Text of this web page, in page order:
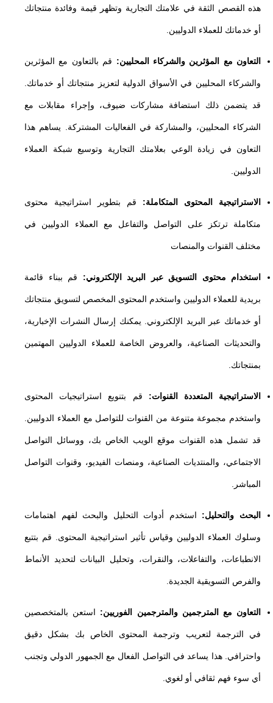
هذه القصص الثقة في علامتك التجارية وتظهر قيمة وفائدة منتجاتك
أو خدماتك للعملاء الدوليين.
التعاون مع المؤثرين والشركاء المحليين: قم بالتعاون مع المؤثرين
والشركاء المحليين في الأسواق الدولية لتعزيز منتجاتك أو خدماتك.
قد يتضمن ذلك استضافة مشاركات ضيوف، وإجراء مقابلات مع
الشركاء المحليين، والمشاركة في الفعاليات المشتركة. يساهم هذا
التعاون في زيادة الوعي بعلامتك التجارية وتوسيع شبكة العملاء
الدوليين.
الاستراتيجية المحتوى المتكاملة: قم بتطوير استراتيجية محتوى
متكاملة ترتكز على التواصل والتفاعل مع العملاء الدوليين في
مختلف القنوات والمنصات
استخدام محتوى التسويق عبر البريد الإلكتروني: قم ببناء قائمة
بريدية للعملاء الدوليين واستخدم المحتوى المخصص لتسويق منتجاتك
أو خدماتك عبر البريد الإلكتروني. يمكنك إرسال النشرات الإخبارية،
والتحديثات الصناعية، والعروض الخاصة للعملاء الدوليين المهتمين
بمنتجاتك.
الاستراتيجية المتعددة القنوات: قم بتنويع استراتيجيات المحتوى
واستخدم مجموعة متنوعة من القنوات للتواصل مع العملاء الدوليين.
قد تشمل هذه القنوات موقع الويب الخاص بك، ووسائل التواصل
الاجتماعي، والمنتديات الصناعية، ومنصات الفيديو، وقنوات التواصل
المباشر.
البحث والتحليل: استخدم أدوات التحليل والبحث لفهم اهتمامات
وسلوك العملاء الدوليين وقياس تأثير استراتيجية المحتوى. قم بتتبع
الانطباعات، والتفاعلات، والنقرات، وتحليل البيانات لتحديد الأنماط
والفرص التسويقية الجديدة.
التعاون مع المترجمين والمترجمين الفوريين: استعن بالمتخصصين
في الترجمة لتعريب وترجمة المحتوى الخاص بك بشكل دقيق
واحترافي. هذا يساعد في التواصل الفعال مع الجمهور الدولي وتجنب
أي سوء فهم ثقافي أو لغوي.